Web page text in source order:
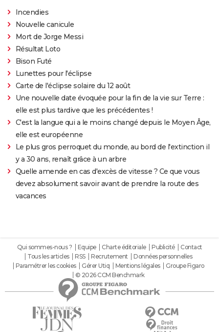
Incendies
Nouvelle canicule
Mort de Jorge Messi
Résultat Loto
Bison Futé
Lunettes pour l'éclipse
Carte de l'éclipse solaire du 12 août
Une nouvelle date évoquée pour la fin de la vie sur Terre :
elle est plus tardive que les précédentes !
C'est la langue qui a le moins changé depuis le Moyen Âge,
elle est européenne
Le plus gros perroquet du monde, au bord de l'extinction il
y a 30 ans, renaît grâce à un arbre
Quelle amende en cas d'excès de vitesse ? Ce que vous
devez absolument savoir avant de prendre la route des
vacances
Qui sommes-nous ? Equipe Charte éditoriale Publicité
Contact
Tous les articles
RSS Recrutement
Données personnelles
Paramétrer les cookies
Gérer Utiq Mentions légales
Groupe Figaro
© 2026 CCM Benchmark